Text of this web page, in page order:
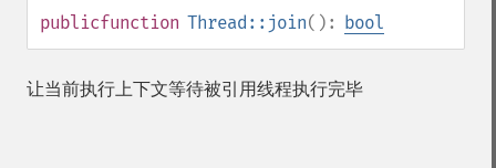
publicfunction Thread::join(): bool
让当前执行上下文等待被引用线程执行完毕